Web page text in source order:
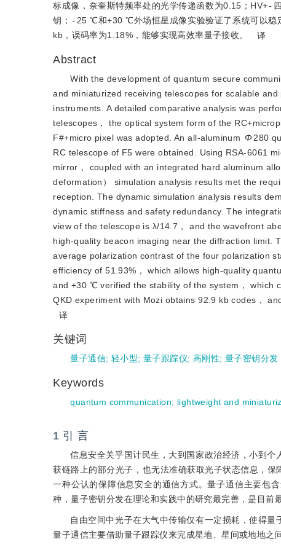
标成像，奈奎斯特频率处的光学传递函数为0.15；HV+-
钥； - 25 ℃和+30 ℃外场恒星成像实验验证了系统可以稳
kb，误码率为1.18%，能够实现高效率量子接收。
译
Abstract
With the development of quantum secure
and miniaturized receiving telescopes for scalable
instruments. A detailed comparative analysis was
telescopes， the optical system form of the
F#+micro pixel was adopted. An all-aluminum Φ280
RC telescope of F5 were obtained. Using RSA-6061
mirror， coupled with an integrated hard aluminum
deformation） simulation analysis results met the
reception. The dynamic simulation analysis results
dynamic stiffness and safety redundancy. The
view of the telescope is λ/14.7， and the wavefront
high-quality beacon imaging near the diffraction limit.
average polarization contrast of the four polarization
efficiency of 51.93%， which allows high-quality
and +30 ℃ verified the stability of the system， which
QKD experiment with Mozi obtains 92.9 kb codes，
译
关键词
量子通信; 轻小型; 量子跟踪仪; 高刚性; 量子密钥分发
Keywords
quantum communication; lightweight and
1 引 言
信息安全关乎国计民生，大到国家政治经济，小到
获链路上的部分光子，也无法准确获取光子状态信息，保
一种公认的保障信息安全的通信方式。量子通信主要包
种，量子密钥分发在理论和实践中的研究最完善，是目前
自由空间中光子在大气中传输仅有一定损耗，使得
量子通信主要借助量子跟踪仪来完成星地、星间或地地之